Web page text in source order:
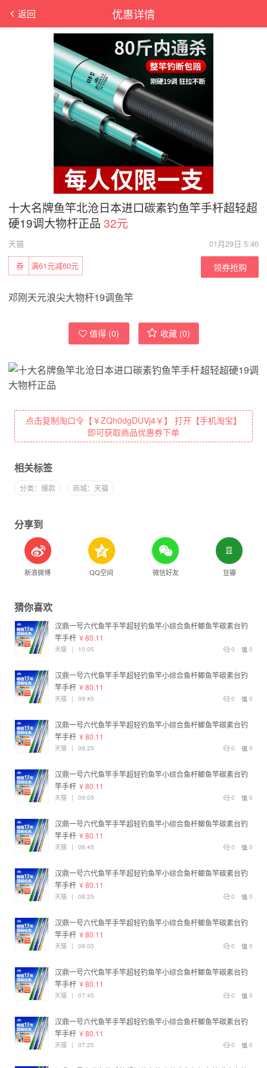
优惠详情
返回
十大名牌鱼竿北沧日本进口碳素钓鱼竿手杆超轻超
硬19调大物杆正品 32元
天猫
01月29日 5:46
满61元减60元
券 领券抢购
邓刚天元浪尖大物杆19调鱼竿
值得 (0) 收藏 (0)
点击复制淘口令【￥ZQh0dgDUVj4￥】 打开【手机淘宝】
即可获取商品优惠券下单
相关标签
分类：爆款 商城：天猫
分享到
新浪微博 QQ空间 微信好友 豆瓣
猜你喜欢
汉鼎一号六代鱼竿手竿超轻钓鱼竿小综合鱼杆鲫鱼竿碳素台钓
竿手杆 ¥ 80.11
0
0
天猫 | 10:05
汉鼎一号六代鱼竿手竿超轻钓鱼竿小综合鱼杆鲫鱼竿碳素台钓
竿手杆 ¥ 80.11
0
0
天猫 | 09:45
汉鼎一号六代鱼竿手竿超轻钓鱼竿小综合鱼杆鲫鱼竿碳素台钓
竿手杆 ¥ 80.11
0
0
天猫 | 09:25
汉鼎一号六代鱼竿手竿超轻钓鱼竿小综合鱼杆鲫鱼竿碳素台钓
竿手杆 ¥ 80.11
0
0
天猫 | 09:05
汉鼎一号六代鱼竿手竿超轻钓鱼竿小综合鱼杆鲫鱼竿碳素台钓
竿手杆 ¥ 80.11
0
0
天猫 | 08:45
汉鼎一号六代鱼竿手竿超轻钓鱼竿小综合鱼杆鲫鱼竿碳素台钓
竿手杆 ¥ 80.11
0
0
天猫 | 08:25
汉鼎一号六代鱼竿手竿超轻钓鱼竿小综合鱼杆鲫鱼竿碳素台钓
竿手杆 ¥ 80.11
0
0
天猫 | 08:05
汉鼎一号六代鱼竿手竿超轻钓鱼竿小综合鱼杆鲫鱼竿碳素台钓
竿手杆 ¥ 80.11
0
0
天猫 | 07:45
汉鼎一号六代鱼竿手竿超轻钓鱼竿小综合鱼杆鲫鱼竿碳素台钓
竿手杆 ¥ 80.11
0
0
天猫 | 07:25